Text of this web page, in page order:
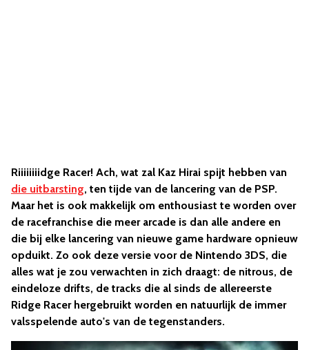
Riiiiiiiidge Racer! Ach, wat zal Kaz Hirai spijt hebben van
die uitbarsting, ten tijde van de lancering van de PSP.
Maar het is ook makkelijk om enthousiast te worden over
de racefranchise die meer arcade is dan alle andere en
die bij elke lancering van nieuwe game hardware opnieuw
opduikt. Zo ook deze versie voor de Nintendo 3DS, die
alles wat je zou verwachten in zich draagt: de nitrous, de
eindeloze drifts, de tracks die al sinds de allereerste
Ridge Racer hergebruikt worden en natuurlijk de immer
valsspelende auto's van de tegenstanders.